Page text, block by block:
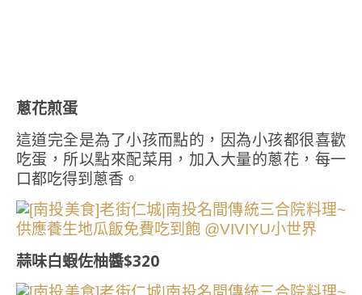
蔥花煎蛋
這道完全是為了小孩而點的，因為小孩都很喜歡
吃蛋，所以點來配菜用，加入大量的蔥花，每一
口都吃得到蔥香。
蒜味白蝦佐柚醬$320